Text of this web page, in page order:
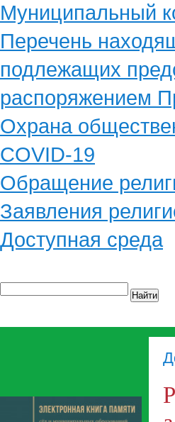
Муниципальный
Перечень
подлежащих
распоряжением
Охрана
COVID-19
Обращение
Заявления
Доступная среда
Найти